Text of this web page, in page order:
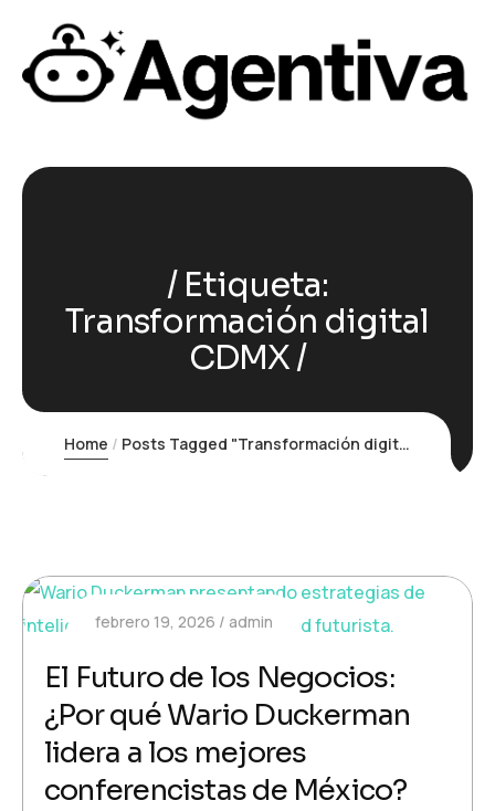
Etiqueta:
Transformación digital
CDMX
Home Posts Tagged "Transformación digital CDMX"
febrero 19, 2026 admin
El Futuro de los Negocios:
¿Por qué Wario Duckerman
lidera a los mejores
conferencistas de México?